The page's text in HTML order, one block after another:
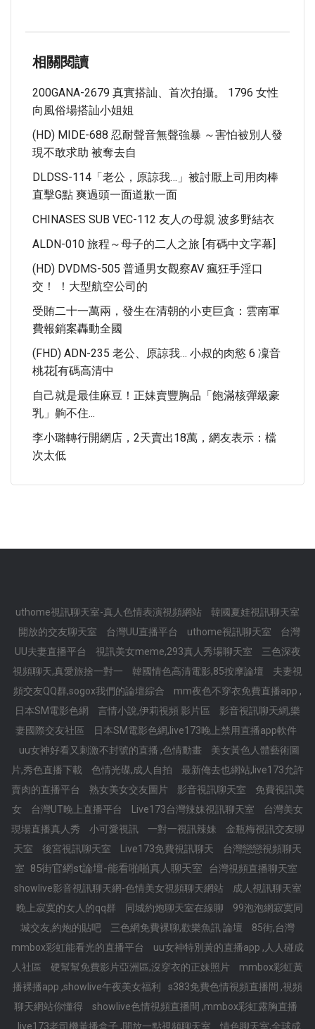
相關閱讀
200GANA-2679 真實搭訕、首次拍攝。 1796 女性
向風俗場搭訕小姐姐
(HD) MIDE-688 忍耐聲音無聲強暴 ～害怕被別人發
現不敢求助 被奪去自
DLDSS-114「老公，原諒我…」被討厭上司用肉棒
直擊G點 爽過頭一面道歉一面
CHINASES SUB VEC-112 友人の母親 波多野結衣
ALDN-010 旅程～母子的二人之旅 [有碼中文字幕]
(HD) DVDMS-505 普通男女觀察AV 瘋狂手淫口
交！ ！大型航空公司的
受賄二十一萬兩，發生在清朝的小吏巨貪：雲南軍
費報銷案轟動全國
(FHD) ADN-235 老公、原諒我… 小叔的肉慾 6 凜音
桃花[有碼高清中
自己就是最佳麻豆！正妹賣豐胸品「飽滿核彈級豪
乳」齁不住...
李小璐轉行開網店，2天賣出18萬，網友表示：檔
次太低
uthome視訊聊天室-真人色情表演視頻網站
韓國夏娃視訊聊天室
開放的交友聊天室
台灣UU直播平台 uthome視訊聊天室
台灣
UU夫妻直播平台
視訊美女meme,293真人秀場聊天室
三色深夜
視頻聊天,真愛旅捨一對一
韓國情色高清電影,85按摩論壇
夫妻視
頻交友QQ群,sogox我們的論壇綜合
mm夜色不穿衣免費直播app ,
日本SM電影色網
言情小說,伊莉視頻 影片區
影音視訊聊天網,樂
妻國際交友社區
日本SM電影色網,live173晚上禁用直播app軟件
uu女神好看又刺激不封號的直播 ,色情動畫
美女黃色人體藝術圖
片,秀色直播下載
色情光碟,成人自拍
最新俺去也網站,live173允許
賣肉的直播平台
熟女美女交友圖片 影音視訊聊天室
免費視訊美
女
台灣UT晚上直播平台 Live173台灣辣妹視訊聊天室
台灣美女
現場直播真人秀
小可愛視訊 一對一視訊辣妹
金瓶梅視訊交友聊
天室
後宮視訊聊天室 Live173免費視訊聊天
台灣戀戀視頻聊天
室
85街官網st論壇-能看啪啪真人聊天室
台灣視頻直播聊天室
showlive影音視訊聊天網-色情美女視頻聊天網站
成人視訊聊天室
晚上寂寞的女人的qq群
同城約炮聊天室在線聊
99泡泡網寂寞同
城交友,約炮的貼吧
三色網免費裸聊,歡樂魚訊 論壇
85街,台灣
mmbox彩虹能看光的直播平台
uu女神特別黃的直播app ,人人碰成
人社區
硬幫幫免費影片亞洲區,沒穿衣的正妹照片
mmbox彩虹黃
播裸播app ,showlive午夜美女福利
s383免費色情視頻直播間 ,視頻
聊天網站你懂得
showlive色情視頻直播間 ,mmbox彩虹露胸直播
live173老司機黃播盒子 ,開放一點視頻聊天室
情色聊天室,全球成